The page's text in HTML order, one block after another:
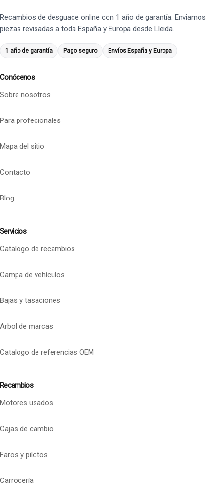
Recambios de desguace online con 1 año de garantía. Enviamos
piezas revisadas a toda España y Europa desde Lleida.
1 año de garantía Pago seguro Envíos España y Europa
Conócenos
Sobre nosotros
Para profecionales
Mapa del sitio
Contacto
Blog
Servicios
Catalogo de recambios
Campa de vehículos
Bajas y tasaciones
Arbol de marcas
Catalogo de referencias OEM
Recambios
Motores usados
Cajas de cambio
Faros y pilotos
Carrocería